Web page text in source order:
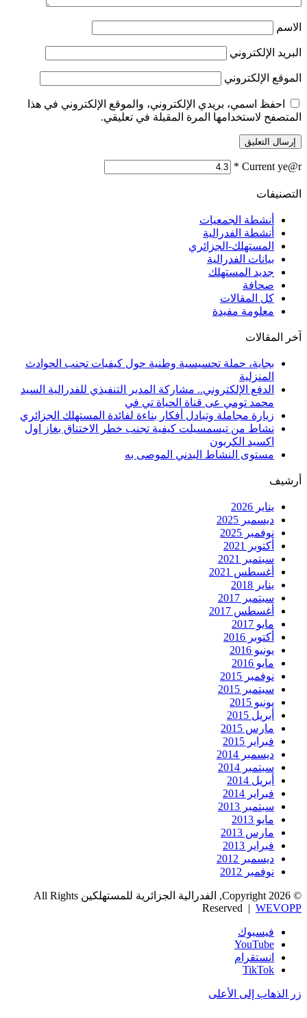
الاسم
البريد الإلكتروني
الموقع الإلكتروني
احفظ اسمي، بريدي الإلكتروني، والموقع الإلكتروني في هذا
المتصفح لاستخدامها المرة المقبلة في تعليقي.
Current ye@r
*
التصنيفات
أنشطة الجمعيات
أنشطة الفدرالية
المستهلك-الجزائري
بيانات الفدرالية
جديد المستهلك
صحافة
كل المقالات
معلومة مفيدة
آخر المقالات
بجاية، حملة تحسيسية وطنية حول كيفيات تجنب الحوادث
المنزلية
الدفع الإلكتروني.. مشاركة المدير التنفيذي للفدرالية السيد
محمد تومي عى قناة الحياة تي في
زيارة مجاملة وتبادل أفكار بناءة لفائدة المستهلك الجزائري
نشاط من تيسمسيلت كيفية تجنب خطر الاختناق بغاز اول
اكسيد الكربون
مستوى النشاط البدني الموصى به
أرشيف
يناير 2026
ديسمبر 2025
نوفمبر 2025
أكتوبر 2021
سبتمبر 2021
أغسطس 2021
يناير 2018
سبتمبر 2017
أغسطس 2017
مايو 2017
أكتوبر 2016
يونيو 2016
مايو 2016
نوفمبر 2015
سبتمبر 2015
يونيو 2015
أبريل 2015
مارس 2015
فبراير 2015
ديسمبر 2014
سبتمبر 2014
أبريل 2014
فبراير 2014
سبتمبر 2013
مايو 2013
مارس 2013
فبراير 2013
ديسمبر 2012
نوفمبر 2012
© Copyright 2026, الفدرالية الجزائرية للمستهلكين All Rights
Reserved | WEVOPP
فيسبوك
‫YouTube
انستقرام
‫TikTok
زر الذهاب إلى الأعلى